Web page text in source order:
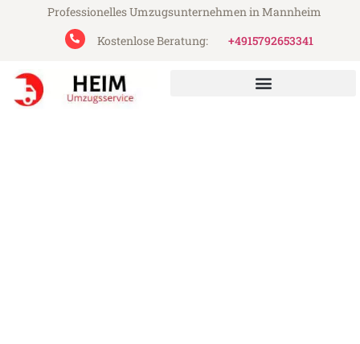
Professionelles Umzugsunternehmen in Mannheim
Kostenlose Beratung:
+4915792653341